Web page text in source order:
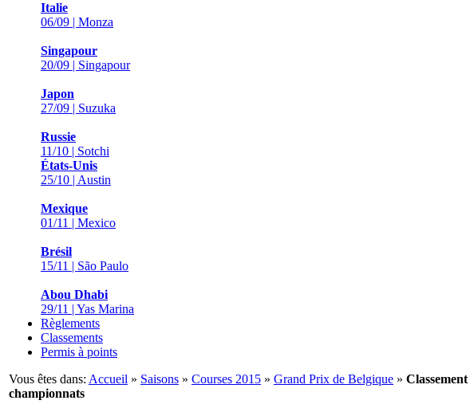
Italie
06/09 | Monza
Singapour
20/09 | Singapour
Japon
27/09 | Suzuka
Russie
11/10 | Sotchi
États-Unis
25/10 | Austin
Mexique
01/11 | Mexico
Brésil
15/11 | São Paulo
Abou Dhabi
29/11 | Yas Marina
Règlements
Classements
Permis à points
Vous êtes dans: Accueil » Saisons » Courses 2015 » Grand Prix de Belgique » Classement
championnats